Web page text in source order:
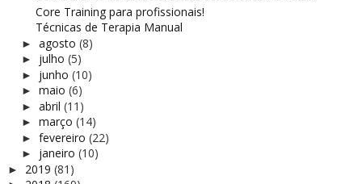
Core Training para profissionais!
Técnicas de Terapia Manual
► agosto (8)
► julho (5)
► junho (10)
► maio (6)
► abril (11)
► março (14)
► fevereiro (22)
► janeiro (10)
► 2019 (81)